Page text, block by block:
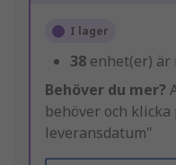
I lager
38 enhet(er) är
Behöver du mer?
behöver och
leveransdatum"